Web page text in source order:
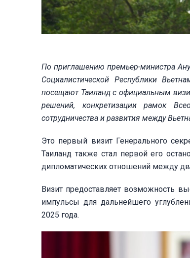
По приглашению премьер-министра
Социалистической Республики
посещают Таиланд с официальным
решений, конкретизации рамок
сотрудничества и развития между
Это первый визит Генерального
Таиланд также стал первой его
дипломатических отношений между
Визит предоставляет возможность
импульсы для дальнейшего
2025 года.